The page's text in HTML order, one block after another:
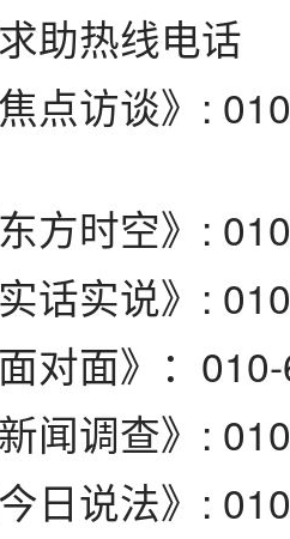
助热线电话
点访谈》:
方时空》:
话实说》:
对面》：
闻调查》:
日说法》: